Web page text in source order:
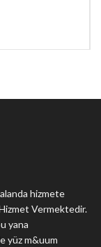
alanda hizmete
Vermektedir.
yana
yüz m&uum